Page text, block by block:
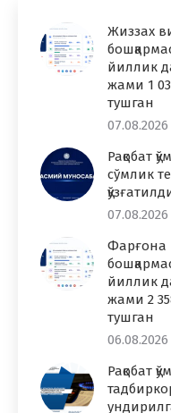
Жиззах
йиллик
жами 1
тушган
07.08.2026
Рақобат
сўмлик
07.08.2026
Фарғона
йиллик
жами 2
тушган
06.08.2026
Рақобат